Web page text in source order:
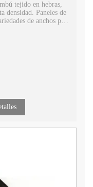
tejido en hebras,
densidad. Paneles de
de anchos para
europeo E1, un tipo
la casa. Presenta
ignífugo. El material
lo que lo hace duro,